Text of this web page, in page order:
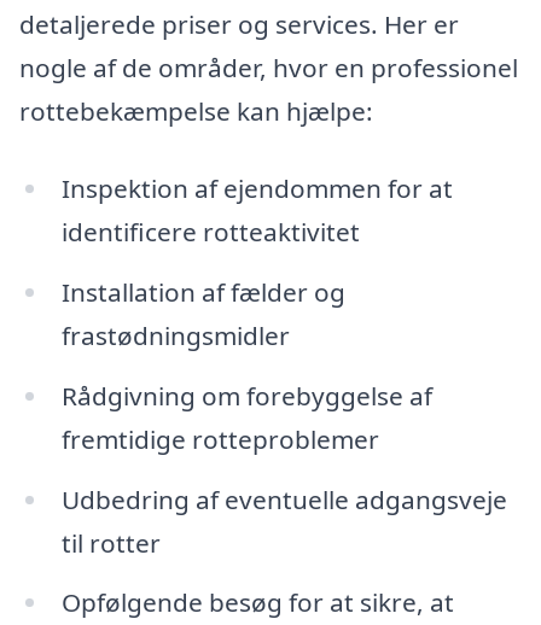
detaljerede priser og services. Her er
nogle af de områder, hvor en professionel
rottebekæmpelse kan hjælpe:
Inspektion af ejendommen for at
identificere rotteaktivitet
Installation af fælder og
frastødningsmidler
Rådgivning om forebyggelse af
fremtidige rotteproblemer
Udbedring af eventuelle adgangsveje
til rotter
Opfølgende besøg for at sikre, at